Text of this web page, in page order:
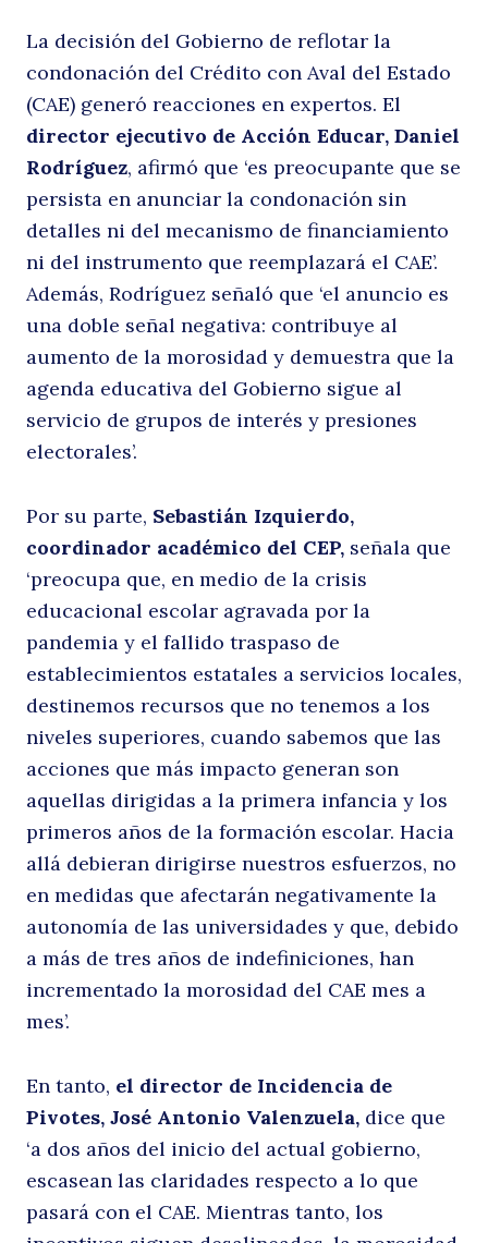
a
la
La decisión del Gobierno de reflotar la
condonación del Crédito con Aval del Estado
(CAE) generó reacciones en expertos. El
director ejecutivo de Acción Educar, Daniel
Rodríguez, afirmó que ‘es preocupante que se
persista en anunciar la condonación sin
detalles ni del mecanismo de financiamiento
ni del instrumento que reemplazará el CAE’.
Además, Rodríguez señaló que ‘el anuncio es
una doble señal negativa: contribuye al
aumento de la morosidad y demuestra que la
agenda educativa del Gobierno sigue al
servicio de grupos de interés y presiones
electorales’.
Por su parte, Sebastián Izquierdo,
coordinador académico del CEP, señala que
‘preocupa que, en medio de la crisis
educacional escolar agravada por la
pandemia y el fallido traspaso de
establecimientos estatales a servicios locales,
destinemos recursos que no tenemos a los
niveles superiores, cuando sabemos que las
acciones que más impacto generan son
aquellas dirigidas a la primera infancia y los
primeros años de la formación escolar. Hacia
allá debieran dirigirse nuestros esfuerzos, no
en medidas que afectarán negativamente la
autonomía de las universidades y que, debido
a más de tres años de indefiniciones, han
incrementado la morosidad del CAE mes a
mes’.
En tanto, el director de Incidencia de
Pivotes, José Antonio Valenzuela, dice que
‘a dos años del inicio del actual gobierno,
escasean las claridades respecto a lo que
pasará con el CAE. Mientras tanto, los